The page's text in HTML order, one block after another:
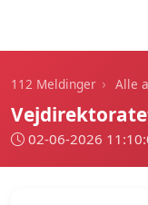
112 Meldinger › Alle
02-06-2026